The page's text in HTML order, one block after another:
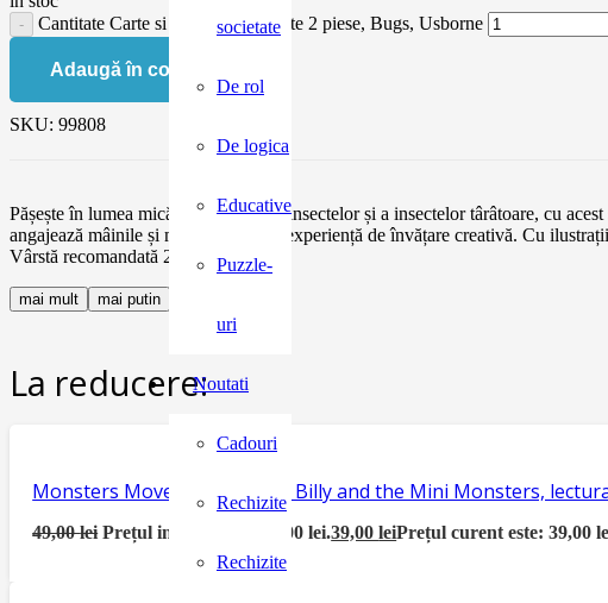
societate
De rol
De logica
Educative
Puzzle-
uri
Noutati
Cadouri
Rechizite
Rechizite
Cantitate Carte si puzzle-uri de cate 2 piese, Bugs, Usborne
Adaugă în coș
SKU: 99808
Pășește în lumea mică și fascinantă a insectelor și a insectelor târâtoare, cu
angajează mâinile și mintea pentru o experiență de învățare creativă. Cu
Vârstă recomandată 2 ani +
mai mult mai putin
La reducere:
Monsters Move House, seria Billy and the Mini Monsters,
49,00lei Prețul inițial a fost: 49,00 lei.39,00leiPrețul curent este: 39,00